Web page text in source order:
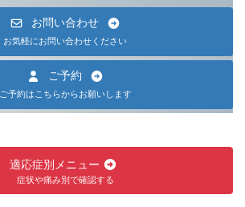
お問い合わせ
お気軽にお問い合わせください
ご予約
ご予約はこちらからお願いします
適応症別メニュー
症状や痛み別で確認する